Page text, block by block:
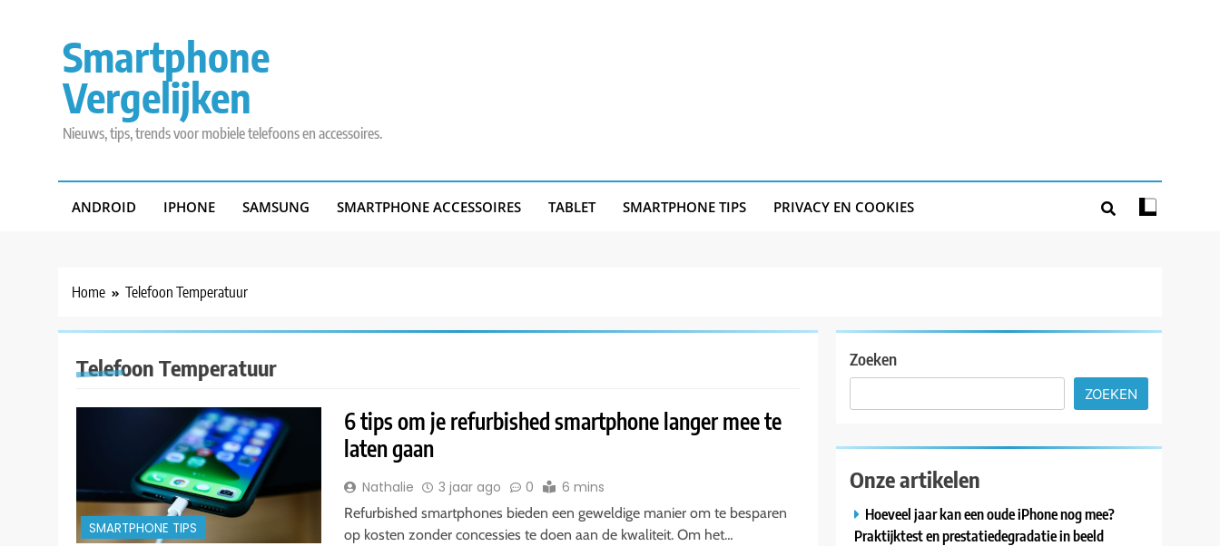
Smartphone
Vergelijken
Nieuws, tips, trends voor mobiele telefoons en accessoires.
ANDROID IPHONE SAMSUNG SMARTPHONE ACCESSOIRES TABLET SMARTPHONE TIPS PRIVACY EN COOKIES
Home Telefoon Temperatuur
Telefoon Temperatuur
SMARTPHONE TIPS
6 tips om je refurbished smartphone langer mee te
laten gaan
Nathalie 3 jaar ago 0 6 mins
Refurbished smartphones bieden een geweldige manier om te besparen
op kosten zonder concessies te doen aan de kwaliteit. Om het…
Zoeken
ZOEKEN
Onze artikelen
Hoeveel jaar kan een oude iPhone nog mee?
Praktijktest en prestatiedegradatie in beeld